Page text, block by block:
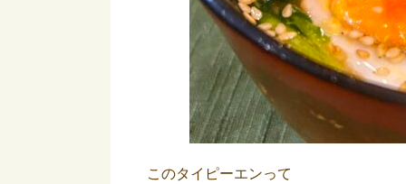
このタイピーエンって